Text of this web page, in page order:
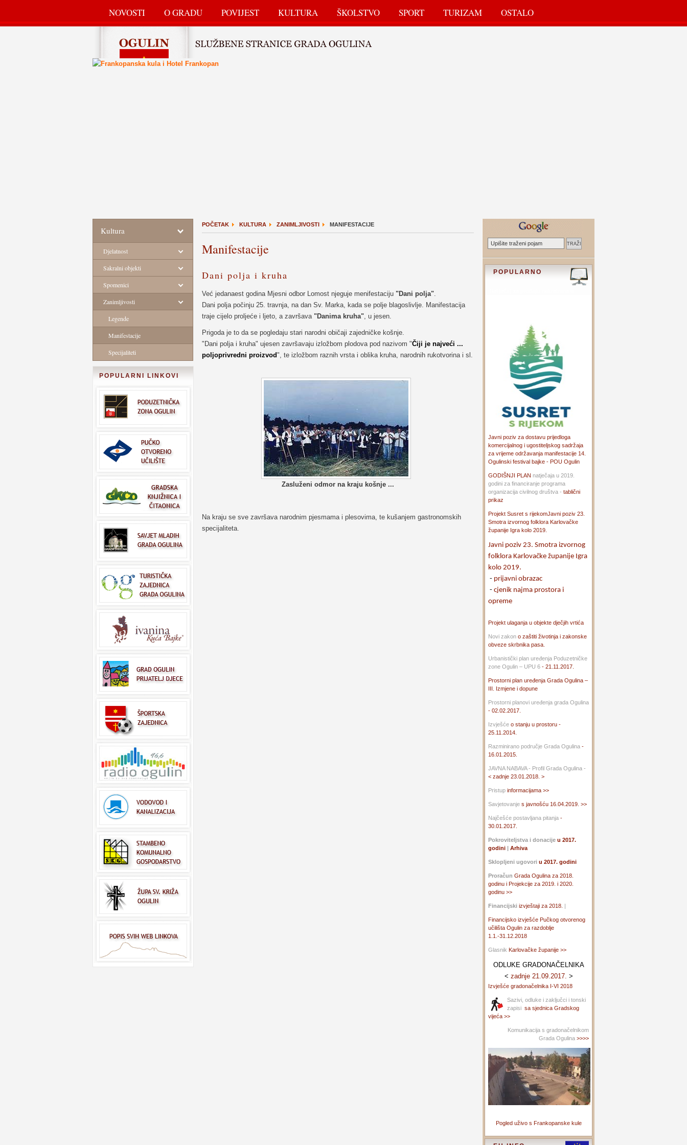
NOVOSTI O GRADU POVIJEST KULTURA ŠKOLSTVO SPORT TURIZAM OSTALO
Kultura
Djelatnost
Sakralni objekti
Spomenici
Zanimljivosti
Legende
Manifestacije
Specijaliteti
POPULARNI LINKOVI
POČETAK KULTURA ZANIMLJIVOSTI MANIFESTACIJE
Manifestacije
Dani polja i kruha
Već jedanaest godina Mjesni odbor Lomost njeguje menifestaciju "Dani polja".
Dani polja počinju 25. travnja, na dan Sv. Marka, kada se polje blagoslivlje. Manifestacija
traje cijelo proljeće i ljeto, a završava "Danima kruha", u jesen.
Prigoda je to da se pogledaju stari narodni običaji zajedničke košnje.
"Dani polja i kruha" ujesen završavaju izložbom plodova pod nazivom "Čiji je najveći ...
poljoprivredni proizvod", te izložbom raznih vrsta i oblika kruha, narodnih rukotvorina i sl.
Zasluženi odmor na kraju košnje ...
Na kraju se sve završava narodnim pjesmama i plesovima, te kušanjem gastronomskih
specijaliteta.
POPULARNO
Javni poziv za dostavu prijedloga
komercijalnog i ugostiteljskog sadržaja
za vrijeme održavanja manifestacije 14.
Ogulinski festival bajke - POU Ogulin
GODIŠNJI PLAN natječaja u 2019.
godini za financiranje programa
organizacija civilnog društva - tablični
prikaz
Projekt Susret s rijekomJavni poziv 23.
Smotra izvornog folklora Karlovačke
županije Igra kolo 2019.
Javni poziv 23. Smotra izvornog
folklora Karlovačke županije Igra
kolo 2019.
- prijavni obrazac
- cjenik najma prostora i
opreme
Projekt ulaganja u objekte dječjih vrtića
Novi zakon o zaštiti životinja i zakonske
obveze skrbnika pasa.
Urbanistički plan uređenja Poduzetničke
zone Ogulin – UPU 6 - 21.11.2017.
Prostorni plan uređenja Grada Ogulina –
III. Izmjene i dopune
Prostorni planovi uređenja grada Ogulina
- 02.02.2017.
Izvješće o stanju u prostoru -
25.11.2014.
Razminirano područje Grada Ogulina -
16.01.2015.
JAVNA NABAVA - Profil Grada Ogulina -
< zadnje 23.01.2018. >
Pristup informacijama >>
Savjetovanje s javnošću 16.04.2019. >>
Najčešće postavljana pitanja -
30.01.2017.
Pokroviteljstva i donacije u 2017.
godini | Arhiva
Sklopljeni ugovori u 2017. godini
Proračun Grada Ogulina za 2018.
godinu i Projekcije za 2019. i 2020.
godinu >>
Financijski izvještaji za 2018. |
Financijsko izvješće Pučkog otvorenog
učilišta Ogulin za razdoblje
1.1.-31.12.2018
Glasnik Karlovačke županije >>
ODLUKE GRADONAČELNIKA
< zadnje 21.09.2017. >
Izvješće gradonačelnika I-VI 2018
Sazivi, odluke i zaključci i tonski
zapisi sa sjednica Gradskog
vijeća >>
Komunikacija s gradonačelnikom
Grada Ogulina >>>>
Pogled uživo s Frankopanske kule